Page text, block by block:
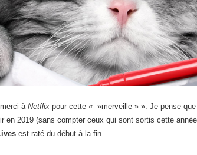
à Netflix pour cette « »merveille » ». Je pense que
en 2019 (sans compter ceux qui sont sortis cette
est raté du début à la fin.